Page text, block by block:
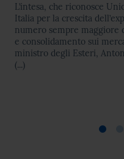
L’intesa, che riconosce
Italia per la crescita
numero sempre maggiore
e consolidamento sui
ministro degli Esteri,
(...)